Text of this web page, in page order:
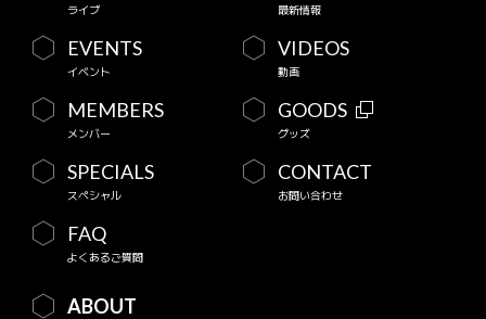
ライブ 最新情報
EVENTS
イベント
VIDEOS
動画
MEMBERS
メンバー
GOODS
グッズ
SPECIALS
スペシャル
CONTACT
お問い合わせ
FAQ
よくあるご質問
ABOUT